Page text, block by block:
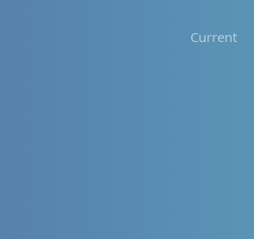
Current